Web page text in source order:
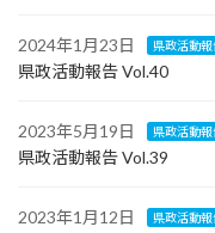
2024年1月23日 県政活動報
県政活動報告 Vol.40
2023年5月19日 県政活動報
県政活動報告 Vol.39
2023年1月12日 県政活動報